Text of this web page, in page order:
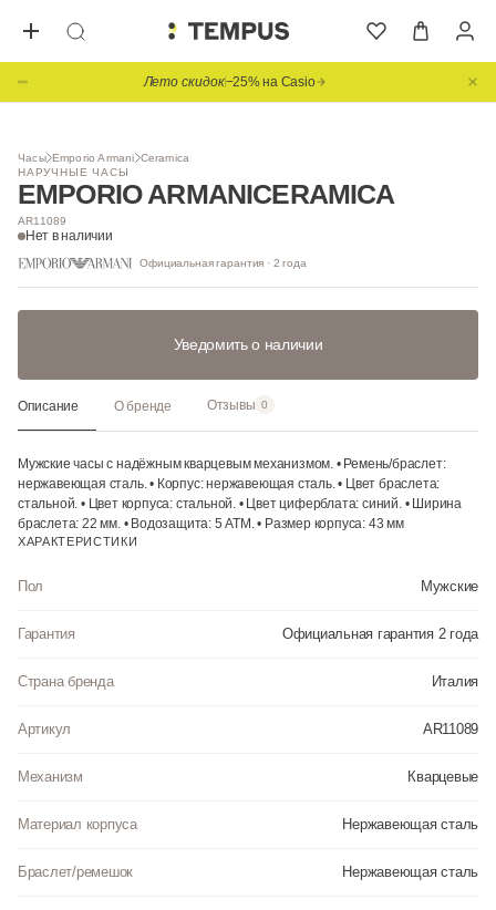
Лето скидок−25% на Casio
Часы Emporio Armani Ceramica
НАРУЧНЫЕ ЧАСЫ
EMPORIO ARMANICERAMICA
AR11089
Нет в наличии
Официальная гарантия · 2 года
1/ 3
Уведомить о наличии
Описание О бренде Отзывы 0
Мужские часы с надёжным кварцевым механизмом. • Ремень/браслет:
нержавеющая сталь. • Корпус: нержавеющая сталь. • Цвет браслета:
стальной. • Цвет корпуса: стальной. • Цвет циферблата: синий. • Ширина
браслета: 22 мм. • Водозащита: 5 ATM. • Размер корпуса: 43 мм
ХАРАКТЕРИСТИКИ
Пол Мужские
Гарантия Официальная гарантия 2 года
Страна бренда Италия
Артикул AR11089
Механизм Кварцевые
Материал корпуса Нержавеющая сталь
Браслет/ремешок Нержавеющая сталь